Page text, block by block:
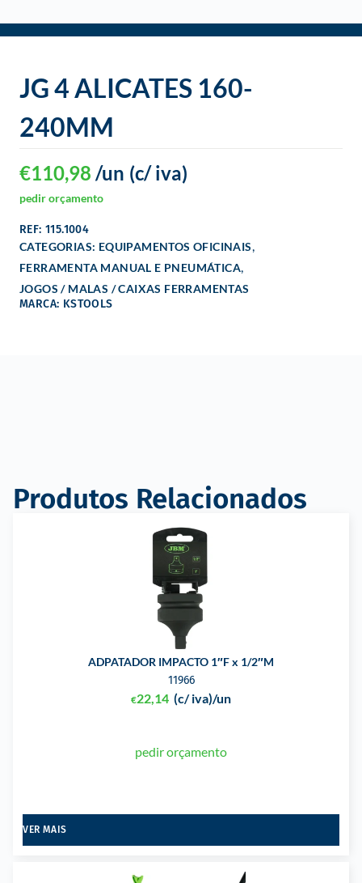
JG 4 ALICATES 160-
240MM
€110,98 (c/ iva)
/un
pedir orçamento
REF: 115.1004
CATEGORIAS: EQUIPAMENTOS OFICINAIS,
FERRAMENTA MANUAL E PNEUMÁTICA,
JOGOS / MALAS / CAIXAS FERRAMENTAS
MARCA: KSTOOLS
Produtos Relacionados
ADPATADOR IMPACTO 1″F x 1/2″M
11966
€22,14 (c/ iva)/un
pedir orçamento
VER MAIS